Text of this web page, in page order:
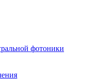
фотоники